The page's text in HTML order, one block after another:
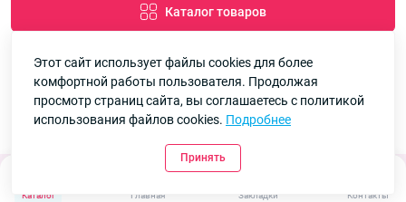
Каталог Главная Закладки Контакты
Каталог товаров
7км Одеса — Одяг і аксесуари оптом © 2026
Этот сайт использует файлы cookies для более
комфортной работы пользователя. Продолжая
просмотр страниц сайта, вы соглашаетесь с политикой
использования файлов cookies. Подробнее
Принять